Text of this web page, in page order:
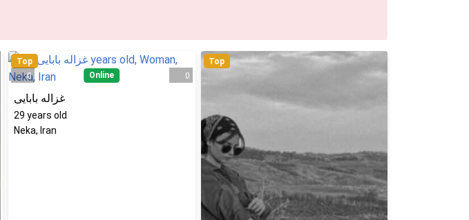
Top
0
Online 0
غزاله بابایی
29 years old
Neka, Iran
Top